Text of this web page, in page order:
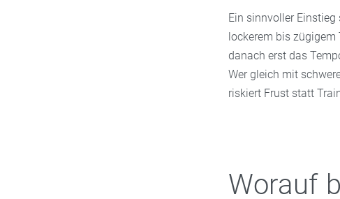
Ein sinnvoller
lockerem bis zügigem
danach erst das
Wer gleich mit
riskiert Frust statt
Worauf